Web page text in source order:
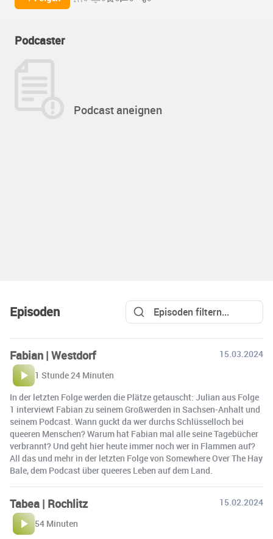
Podcaster
Podcast aneignen
Episoden
Fabian | Westdorf
15.03.2024
1 Stunde 24 Minuten
In der letzten Folge werden die Plätze getauscht: Julian aus Folge
1 interviewt Fabian zu seinem Großwerden in Sachsen-Anhalt und
seinem Podcast. Wann guckt da wer durchs Schlüsselloch bei
queeren Menschen? Warum hat Fabian mal alle seine Tagebücher
verbrannt? Und geht hier heute immer noch wer in Flammen auf?
All das und mehr in der letzten Folge von Somewhere Over The Hay
Bale, dem Podcast über queeres Leben auf dem Land.
Tabea | Rochlitz
15.02.2024
54 Minuten